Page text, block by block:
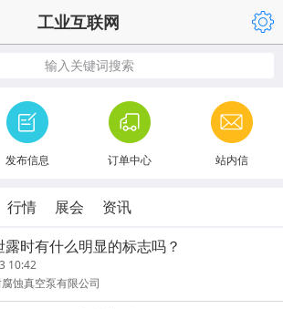
工业互联网
输入关键词搜索
发布信息 订单中心 站内信
行情 展会
资讯
露时有什么明显的标志吗？
10:42
蚀真空泵有限公司